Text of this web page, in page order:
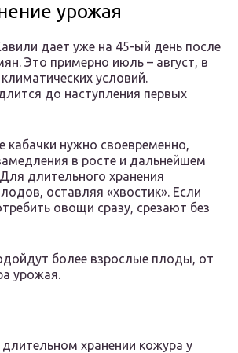
урожая
дает уже на 45-ый день после
Это примерно июль – август, в
условий.
до наступления первых
кабачки нужно своевременно,
в росте и дальнейшем
длительного хранения
оставляя «хвостик». Если
овощи сразу, срезают без
более взрослые плоды, от
урожая.
хранении кожура у